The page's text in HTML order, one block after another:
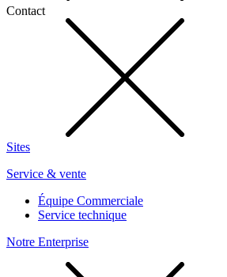
Contact
Sites
Service & vente
Équipe Commerciale
Service technique
Notre Enterprise